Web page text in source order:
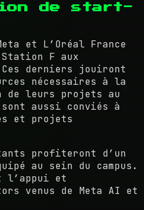
de start-
et L’Oréal France
F aux
derniers jouiront
nécessaires à la
de leurs projets au
aussi conviés à
et projets
profiteront d’un
au sein du campus.
l’appui et
venus de Meta AI et